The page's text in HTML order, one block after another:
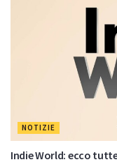
NOTIZIE
Indie World: ecco